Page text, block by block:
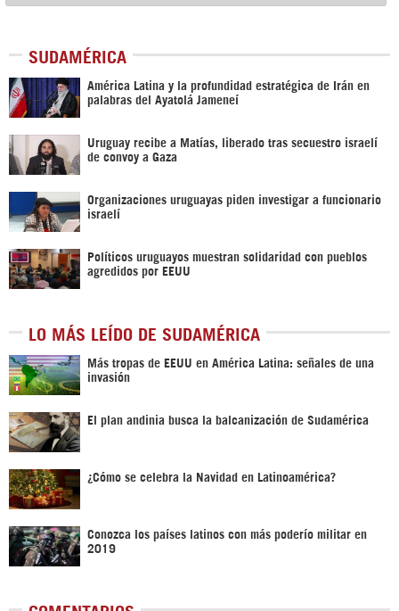
SUDAMÉRICA
América Latina y la profundidad estratégica de Irán en
palabras del Ayatolá Jameneí
Uruguay recibe a Matías, liberado tras secuestro israelí
de convoy a Gaza
Organizaciones uruguayas piden investigar a funcionario
israelí
Políticos uruguayos muestran solidaridad con pueblos
agredidos por EEUU
LO MÁS LEÍDO DE SUDAMÉRICA
Más tropas de EEUU en América Latina: señales de una
invasión
El plan andinia busca la balcanización de Sudamérica
¿Cómo se celebra la Navidad en Latinoamérica?
Conozca los países latinos con más poderío militar en
2019